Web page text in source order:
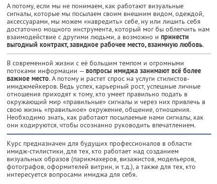
А потому, если мы не понимаем, как работают визуальные
сигналы, которые мы посылаем своим внешним видом, одеждой,
аксессуарами, мы можем «навредить» себе, ну или лишить себя
достаточно мощного инструмента, который мог бы облегчить нам
взаимодействие с другими людьми, а возможно и принести
выгодный контракт, завидное рабочее место, взаимную любовь.
В современной жизни с её большим темпом и огромными
потоками информации — вопросы имиджа занимают всё более
важное место. А потому и растет спрос на услуги стилистов-
имиджмейкеров. Ведь успех, карьерный рост, успешные личные
отношения приходят к тому, кто умеет правильно подать в
окружающий мир «правильные» сигналы и через них привлечь в
свою жизнь «правильное» окружение, общение, отношения.
Необходимо знать, как работают посылаемые нами сигналы, как
они кодируются, чтобы осознанно руководить впечатлением.
Курс предназначен для будущих профессионалов в области
имидж-стилистики, для тех, кто работает над созданием
визуальных образов (парикмахеров, визажистов, модельеров,
фотографов, оформителей витрин, и т.д.), а также для тех, кто
интересуется вопросами имиджа для себя.